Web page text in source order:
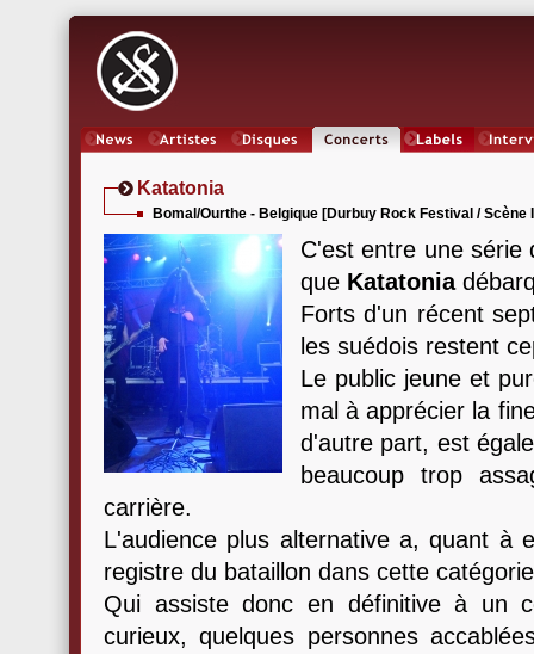
Katatonia
Bomal/Ourthe - Belgique [Durbuy Rock Festival / Scène
C'est entre une série
que Katatonia
Forts d'un récent
les suédois restent
Le public jeune et
mal à apprécier la
d'autre part, est
beaucoup trop
carrière.
L'audience plus alternative a, quant à
registre du bataillon dans cette
Qui assiste donc en définitive à un
curieux, quelques personnes